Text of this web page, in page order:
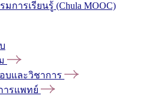
การเรียนรู้ (Chula MOOC)
บและวิชาการ
ารแพทย์